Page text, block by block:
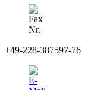
+49-228-387597-76